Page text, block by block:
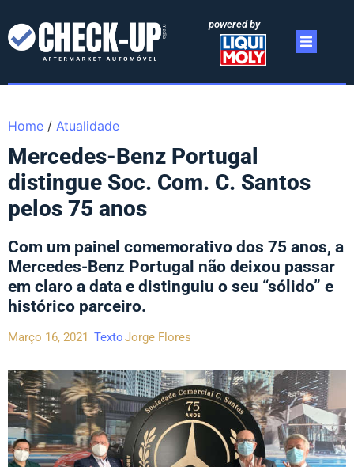
powered by
Home / Atualidade
Mercedes-Benz Portugal
distingue Soc. Com. C. Santos
pelos 75 anos
Com um painel comemorativo dos 75 anos, a
Mercedes-Benz Portugal não deixou passar
em claro a data e distinguiu o seu “sólido” e
histórico parceiro.
Março 16, 2021 TextoJorge Flores